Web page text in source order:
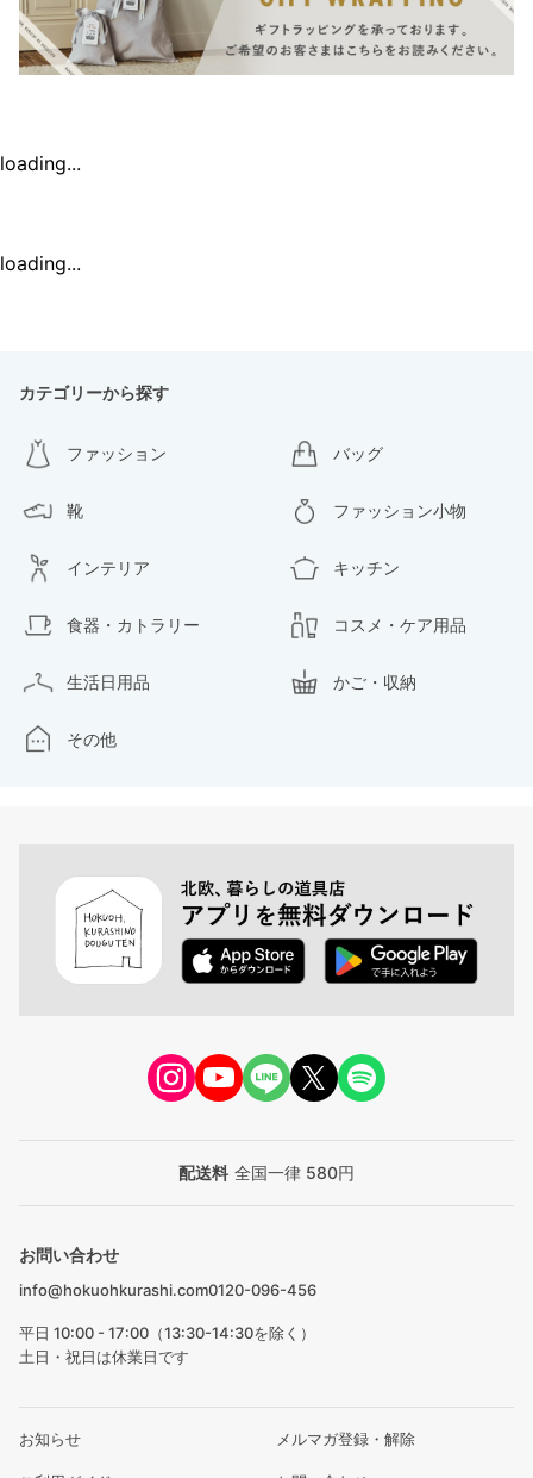
loading...
loading...
カテゴリーから探す
ファッション バッグ
靴 ファッション小物
インテリア キッチン
食器・カトラリー コスメ・ケア用品
生活日用品 かご・収納
その他
配送料 全国一律 580円
お問い合わせ
info@hokuohkurashi.com0120-096-456
平日 10:00 - 17:00（13:30-14:30を除く）
土日・祝日は休業日です
お知らせ メルマガ登録・解除